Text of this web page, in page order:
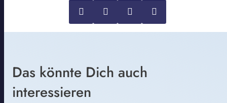
Das könnte Dich auch
interessieren